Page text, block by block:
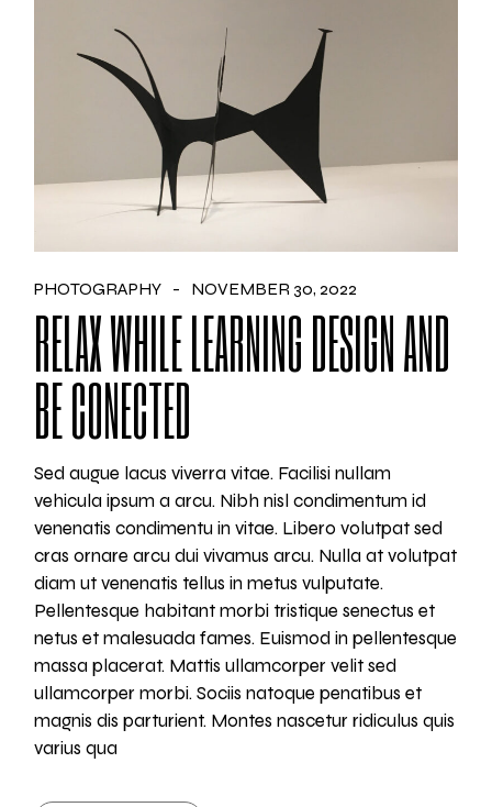
PHOTOGRAPHY NOVEMBER 30, 2022
RELAX WHILE LEARNING DESIGN AND
BE CONECTED
Sed augue lacus viverra vitae. Facilisi nullam
vehicula ipsum a arcu. Nibh nisl condimentum id
venenatis condimentu in vitae. Libero volutpat sed
cras ornare arcu dui vivamus arcu. Nulla at volutpat
diam ut venenatis tellus in metus vulputate.
Pellentesque habitant morbi tristique senectus et
netus et malesuada fames. Euismod in pellentesque
massa placerat. Mattis ullamcorper velit sed
ullamcorper morbi. Sociis natoque penatibus et
magnis dis parturient. Montes nascetur ridiculus quis
varius qua